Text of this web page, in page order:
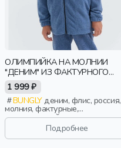
ОЛИМПИЙКА НА МОЛНИИ
"ДЕНИМ" ИЗ ФАКТУРНОГО
ФЛИСА
1 999 ₽
BUNGLYденим, флис, россия,
молния, фактурные,
повседневный, мальчики,
малыши, дошкольники, дети
Подробнее